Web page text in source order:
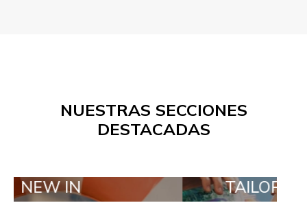
NUESTRAS SECCIONES
DESTACADAS
TAILOR MADE